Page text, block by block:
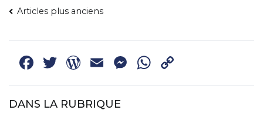
NAVIGATION
Articles plus anciens
Facebook
Twitter
WordPress
EmailMessenger
WhatsApp
DANS LA RUBRIQUE